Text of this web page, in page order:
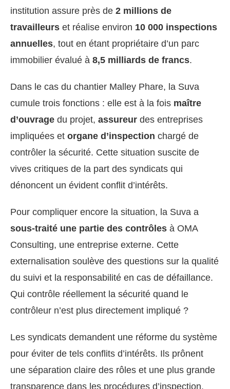
institution assure près de 2 millions de
travailleurs et réalise environ 10 000 inspections
annuelles, tout en étant propriétaire d’un parc
immobilier évalué à 8,5 milliards de francs.
Dans le cas du chantier Malley Phare, la Suva
cumule trois fonctions : elle est à la fois maître
d’ouvrage du projet, assureur des entreprises
impliquées et organe d’inspection chargé de
contrôler la sécurité. Cette situation suscite de
vives critiques de la part des syndicats qui
dénoncent un évident conflit d’intérêts.
Pour compliquer encore la situation, la Suva a
sous-traité une partie des contrôles à OMA
Consulting, une entreprise externe. Cette
externalisation soulève des questions sur la qualité
du suivi et la responsabilité en cas de défaillance.
Qui contrôle réellement la sécurité quand le
contrôleur n’est plus directement impliqué ?
Les syndicats demandent une réforme du système
pour éviter de tels conflits d’intérêts. Ils prônent
une séparation claire des rôles et une plus grande
transparence dans les procédures d’inspection.